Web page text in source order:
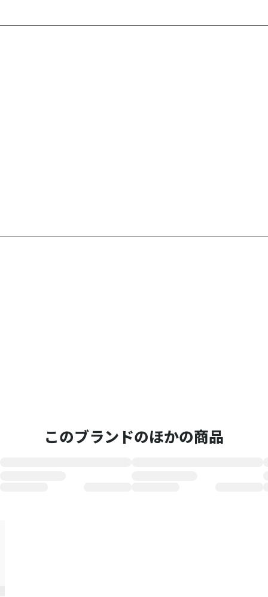
このブランドのほかの商品